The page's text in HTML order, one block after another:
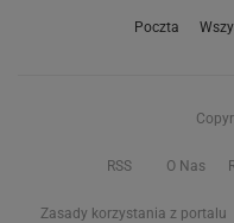
Poczta
RSS O Nas
Zasady korzystania z portalu